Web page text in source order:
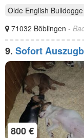
Olde English Bulldogge
71032 Böblingen -
9. Sofort
Mischling zu
800 €